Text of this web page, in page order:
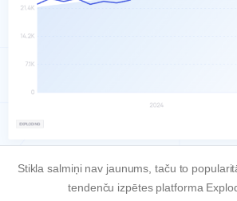
Stikla salmiņi nav jaunums, taču to
tendenču izpētes platforma